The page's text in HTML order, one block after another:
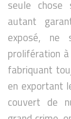
seule chose
autant
exposé,
prolifération
fabriquant
en exportant
couvert de